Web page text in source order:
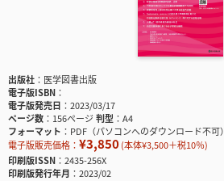
出版社
医学図書出版
電子版ISBN
電子版発売日
2023/03/17
ページ数
156ページ判型
A4
フォーマット
PDF（パソコンへのダウンロード不可）
電子版販売価格： ¥3,850(本体¥3,500＋税10％)
印刷版ISSN
2435-256X
印刷版発行年月
2023/02